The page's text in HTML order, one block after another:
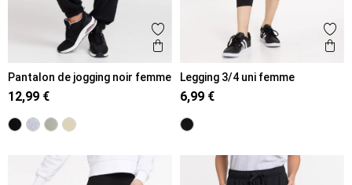
Ajouter aux favoris
Aperçu rapide
Pantalon de jogging noir femme
12,99 €
Legging 3/4 uni femme
6,99 €